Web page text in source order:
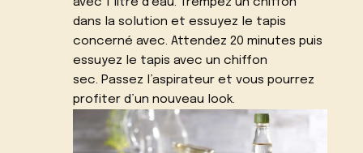
avec 1 litre d’eau. Trempez un chiffon
dans la solution et essuyez le tapis
concerné avec. Attendez 20 minutes puis
essuyez le tapis avec un chiffon
sec. Passez l’aspirateur et vous pourrez
profiter d’un nouveau look.